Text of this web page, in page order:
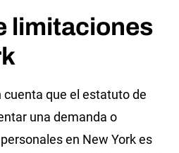
limitaciones
que el estatuto de
una demanda o
en New York es